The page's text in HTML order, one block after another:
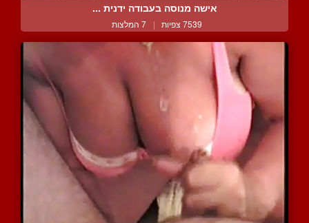
אישה מנוסה בעבודה ידנית ...
7539 צפיות | 7 המלצות